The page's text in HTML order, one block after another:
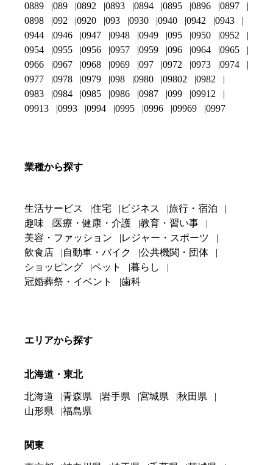
0889
089 0892 0893 0894 0895 0896
0897
0898
092 0920 093 0930 0940 0942
0943
0944
0946 0947 0948 0949 095 0950
0952
0954
0955 0956 0957 0959 096 0964
0965
0966
0967 0968 0969 097 0972 0973
0974
0977
0978 0979 098 0980 09802
0982
0983
0984 0985 0986 0987 099
09912
09913
0993 0994 0995 0996 09969 0997
業種から探す
生活サービス 住宅 ビジネス
旅行・宿泊
趣味
医療・健康・介護
教育・習い事
美容・ファッション
レジャー・スポーツ
飲食店
自動車・バイク
公共機関・団体
ショッピング
ペット
暮らし
冠婚葬祭・イベント
歯科
エリアから探す
北海道・東北
北海道 青森県 岩手県 宮城県
秋田県
山形県
福島県
関東